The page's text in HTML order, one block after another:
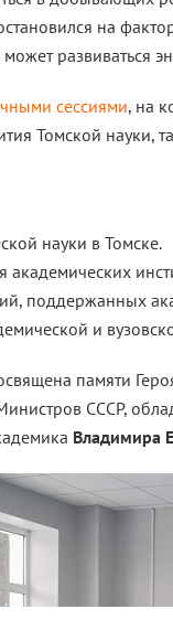
на
развиваться
сессиями, на
Томской
науки в Томске.
поддержанных
и
памяти
СССР,
Владимира